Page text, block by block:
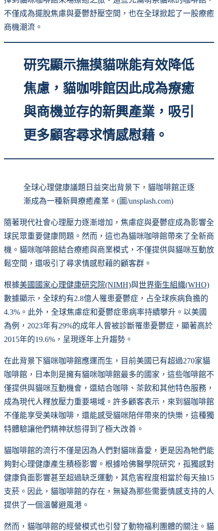
不僅成為擺脫焦慮與憂鬱舒壓空間，也在全球掀起了一股療癒
商機潮流。
研究顯示撫摸貓咪能有效降低
焦慮，貓咖啡館因此成為療癒
與商機並存的新興產業，吸引
更多顧客尋求情感慰藉。
全球心理健康議題日益突出背景下，貓咖啡館正逐
漸成為一種新興療癒產業。(圖/unsplash.com)
隨著現代社會心理壓力逐漸增加，焦慮症與憂鬱症成為影響全
球民眾重要健康問題。然而，這也為貓咪咖啡館帶來了全新商
機。貓咪咖啡館結合療癒與商業模式，不僅提供與貓咪互動放
鬆空間，還吸引了尋求情感慰藉的顧客群。
根據美國國家心理健康研究院(NIMH)與世界衛生組織(WHO)
數據顯示，全球約有2.8億人罹患憂鬱症，占全球疾病負擔的
4.3%。此外，全球焦慮症和憂鬱症患病率持續攀升。以美國
為例，2023年有29%的成年人曾被診斷罹患憂鬱症，顯著高於
2015年的19.6%，呈現逐年上升趨勢。
在此背景下貓咪咖啡館應運而生，目前美國已有超過270家貓
咖啡館，日本則是擁有貓咪咖啡館最多的國家，這些咖啡館不
僅提供與貓咪互動機會，還結合咖啡、茶飲和其他特色服務，
成為現代人釋放壓力重要場域。許多顧客表示，來到貓咖啡館
不僅能享受美味咖啡，還能感受貓咪陪伴帶來的快樂，這種獨
特體驗讓他們精神狀態得到了極大改善。
貓咖啡館的流行不僅是因為人們對貓咪喜愛，更是因為牠們能
夠對心理健康產生積極影響。根據哈佛醫學院研究，孤獨感對
健康負面影響甚至超過缺乏運動，其危害程度相當於每天抽15
支菸。因此，貓咖啡館的存在，無疑為那些需要情感支持的人
提供了一個溫馨避風港。
然而，貓咖啡館的經營模式也引發了動物福利團體的關注。貓